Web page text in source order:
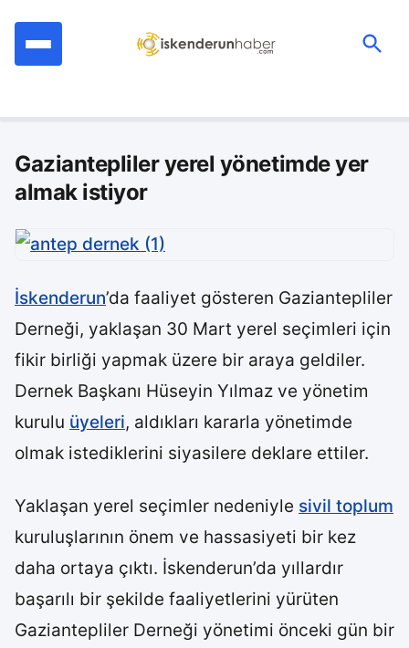
Gaziantepliler yerel yönetimde yer
almak istiyor
İskenderun’da faaliyet gösteren Gaziantepliler
Derneği, yaklaşan 30 Mart yerel seçimleri için
fikir birliği yapmak üzere bir araya geldiler.
Dernek Başkanı Hüseyin Yılmaz ve yönetim
kurulu üyeleri, aldıkları kararla yönetimde
olmak istediklerini siyasilere deklare ettiler.
Yaklaşan yerel seçimler nedeniyle sivil toplum
kuruluşlarının önem ve hassasiyeti bir kez
daha ortaya çıktı. İskenderun’da yıllardır
başarılı bir şekilde faaliyetlerini yürüten
Gaziantepliler Derneği yönetimi önceki gün bir